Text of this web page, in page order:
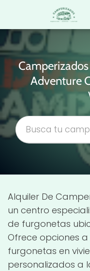
Adventure
Alquiler De
un centro
de furgonetas
Ofrece opciones
furgonetas en
personalizados a